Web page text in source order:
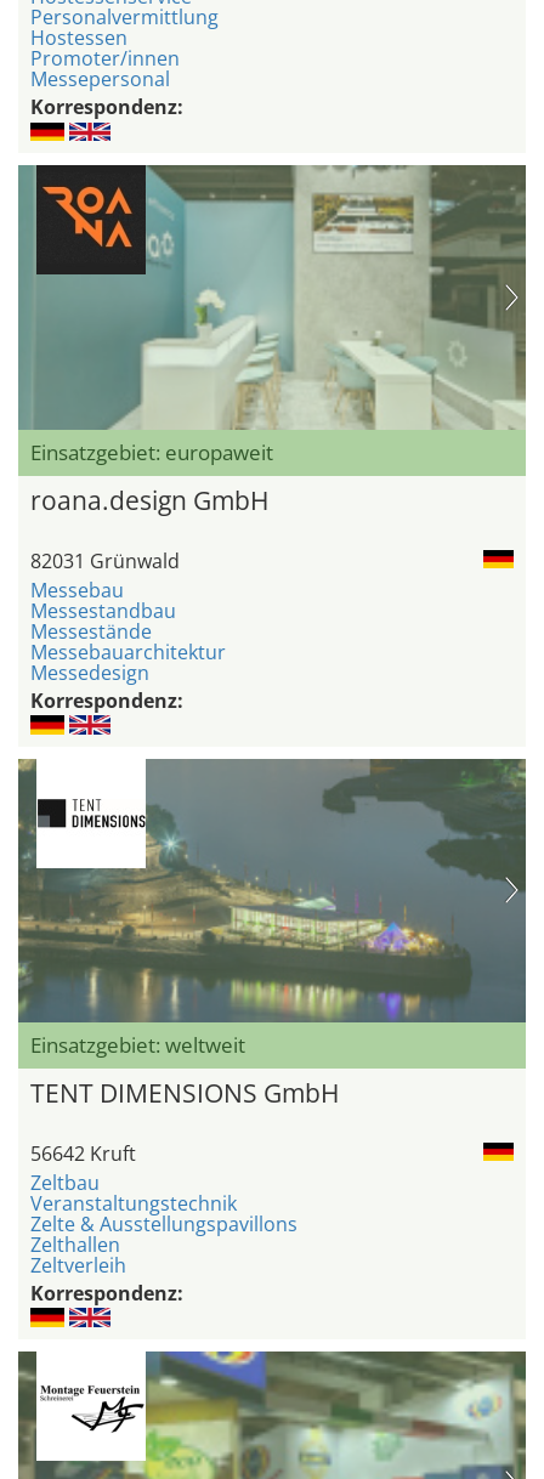
Personalvermittlung
Hostessen
Promoter/innen
Messepersonal
Korrespondenz:
Einsatzgebiet: europaweit
roana.design GmbH
82031 Grünwald
Messebau
Messestandbau
Messestände
Messebauarchitektur
Messedesign
Korrespondenz:
Einsatzgebiet: weltweit
TENT DIMENSIONS GmbH
56642 Kruft
Zeltbau
Veranstaltungstechnik
Zelte & Ausstellungspavillons
Zelthallen
Zeltverleih
Korrespondenz: